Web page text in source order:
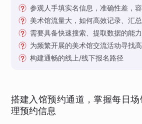
参观人手填实名信息，准确性差，
美术馆流量大，如何高效记录、汇
需要具备快速搜索、提取数据的能力
为频繁开展的美术馆交流活动寻找
构建通畅的线上/线下报名路径
搭建入馆预约通道，掌握每日
理预约信息